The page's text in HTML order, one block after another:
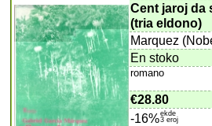
Cent jaroj da
(tria eldono)
Marquez
En stoko
romano
€28.80
-16%ekde
3 eroj